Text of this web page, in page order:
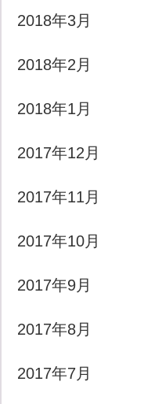
2018年3月
2018年2月
2018年1月
2017年12月
2017年11月
2017年10月
2017年9月
2017年8月
2017年7月